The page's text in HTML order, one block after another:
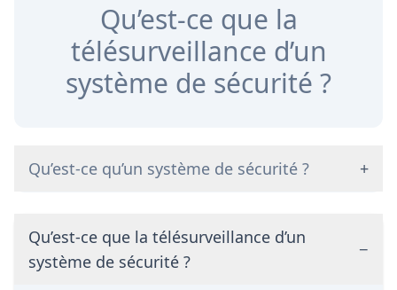
Qu’est-ce que la
télésurveillance d’un
système de sécurité ?
Qu’est-ce qu’un système de sécurité ? +
Qu’est-ce que la télésurveillance d’un
système de sécurité ?
−